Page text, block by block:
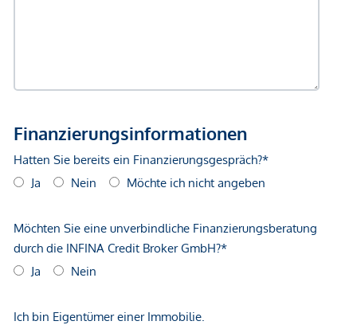
Immobilienunternehmen angeboten. Allfällige aus dem
gegenüber dem anbietenden Immobilienunternehmen
geltend zu machen. Wir weisen Sie darauf hin, dass die
gemachten Angaben und Informationen lediglich
unverbindliche Vorabinformationen sind und daher ohne